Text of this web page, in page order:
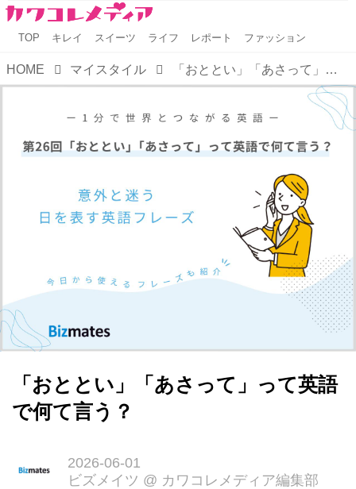
TOP キレイ スイーツ ライフ レポート ファッション
HOME マイスタイル 「おととい」「あさって」って英語で何て言う？
「おととい」「あさって」って英語
で何て言う？
2026-06-01
ビズメイツ @ カワコレメディア編集部